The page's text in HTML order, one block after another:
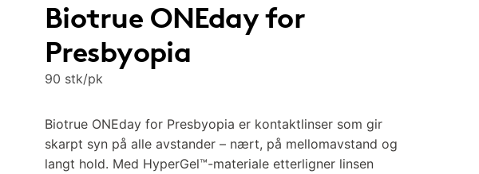
Biotrue ONEday for
Presbyopia
90 stk/pk
Biotrue ONEday for Presbyopia er kontaktlinser som gir
skarpt syn på alle avstander – nært, på mellomavstand og
langt hold. Med HyperGel™-materiale etterligner linsen